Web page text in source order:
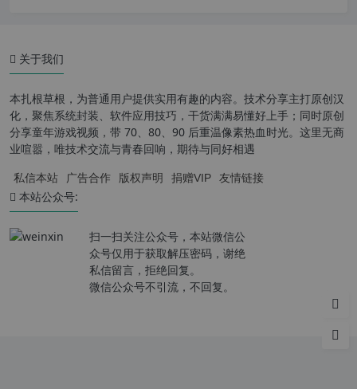
关于我们
本扎根草根，为普通用户提供实用有趣的内容。技术分享主打原创汉
化，聚焦系统封装、软件应用技巧，干货满满易懂好上手；同时原创
分享童年游戏视频，带 70、80、90 后重温像素热血时光。这里无商
业喧嚣，唯技术交流与青春回响，期待与同好相遇
私信本站 广告合作 版权声明 捐赠VIP 友情链接
本站公众号:
扫一扫关注公众号，本站微信公
众号仅用于获取解压密码，谢绝
私信留言，拒绝回复。
微信公众号不引流，不回复。